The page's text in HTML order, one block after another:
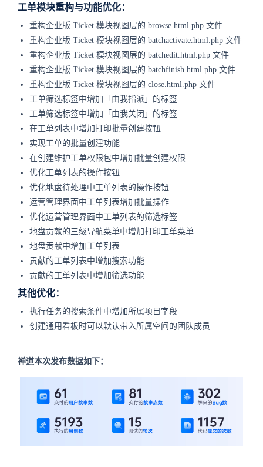
工单模块重构与功能优化：
重构企业版 Ticket 模块视图层的 browse.html.php 文件
重构企业版 Ticket 模块视图层的 batchactivate.html.php 文件
重构企业版 Ticket 模块视图层的 batchedit.html.php 文件
重构企业版 Ticket 模块视图层的 batchfinish.html.php 文件
重构企业版 Ticket 模块视图层的 close.html.php 文件
工单筛选标签中增加「由我指派」的标签
工单筛选标签中增加「由我关闭」的标签
在工单列表中增加打印批量创建按钮
实现工单的批量创建功能
在创建维护工单权限包中增加批量创建权限
优化工单列表的操作按钮
优化地盘待处理中工单列表的操作按钮
运营管理界面中工单列表增加批量操作
优化运营管理界面中工单列表的筛选标签
地盘贡献的三级导航菜单中增加打印工单菜单
地盘贡献中增加工单列表
贡献的工单列表中增加搜索功能
贡献的工单列表中增加筛选功能
其他优化：
执行任务的搜索条件中增加所属项目字段
创建通用看板时可以默认带入所属空间的团队成员
禅道本次发布数据如下：